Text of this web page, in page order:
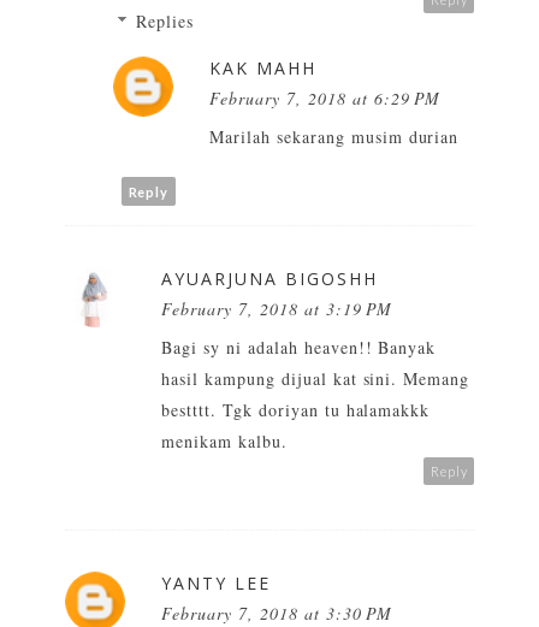
Replies
KAK MAHH
February 7, 2018 at 6:29 PM
Marilah sekarang musim durian
Reply
AYUARJUNA BIGOSHH
February 7, 2018 at 3:19 PM
Bagi sy ni adalah heaven!! Banyak
hasil kampung dijual kat sini. Memang
bestttt. Tgk doriyan tu halamakkk
menikam kalbu.
Reply
YANTY LEE
February 7, 2018 at 3:30 PM